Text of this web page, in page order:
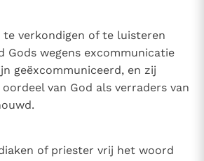
te verkondigen of te luisteren
Gods wegens excommunicatie
geëxcommuniceerd, en zij
van God als verraders van
of priester vrij het woord